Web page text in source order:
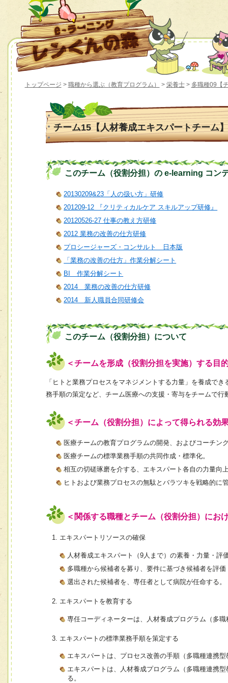
トップページ > 職種から選ぶ（教育プログラム） > 栄養士> 多職種09【
チーム15【人材養成エキスパートチーム】
このチーム（役割分担）の e-learning コン
20130209&23「人の扱い方」研修
201209-12 『クリティカルケア スキルアップ研修』
20120526-27 仕事の教え方研修
2012 業務の改善の仕方研修
プロシージャーズ・コンサルト 日本版
「業務の改善の仕方」作業分解シート
BI 作業分解シート
2014 業務の改善の仕方研修
2014 新人職員合同研修会
このチーム（役割分担）について
＜チームを形成（役割分担を実施）する目
「ヒトと業務プロセスをマネジメントする力量」を養成で
務手順の策定など、チーム医療への支援・寄与をチームで
＜チーム（役割分担）によって得られる効
医療チームの教育プログラムの開発、およびコーチン
医療チームの標準業務手順の共同作成・標準化。
相互の切磋琢磨を介する、エキスパート各自の力量向
ヒトおよび業務プロセスの無駄とバラツキを戦略的に
＜関係する職種とチーム（役割分担）にお
エキスパートリソースの確保
人材養成エキスパート（9人まで）の素養・力量・評
多職種から候補者を募り、要件に基づき候補者を評
選出された候補者を、専任者として病院が任命する。
エキスパートを教育する
専任コーディネーターは、人材養成プログラム（多
エキスパートの標準業務手順を策定する
エキスパートは、プロセス改善の手順（多職種連携
エキスパートは、人材養成プログラム（多職種連携
る。